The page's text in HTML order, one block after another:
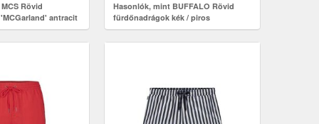
Rövid
antracit
Hasonlók, mint BUFFALO Rövid
fürdőnadrágok kék / piros